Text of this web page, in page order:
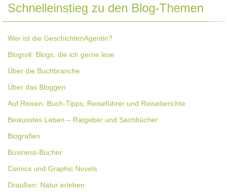
Schnelleinstieg zu den Blog-Themen
Wer ist die GeschichtenAgentin?
Blogroll: Blogs, die ich gerne lese
Über die Buchbranche
Über das Bloggen
Auf Reisen: Buch-Tipps, Reiseführer und Reiseberichte
Bewusstes Leben – Ratgeber und Sachbücher
Biografien
Business-Bücher
Comics und Graphic Novels
Draußen: Natur erleben